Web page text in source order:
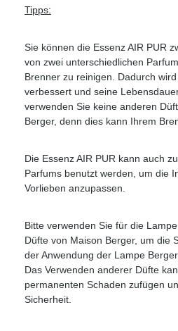
Tipps:
Sie können die Essenz AIR PUR
von zwei unterschiedlichen
Brenner zu reinigen. Dadurch
verbessert und seine
verwenden Sie keine anderen
Berger, denn dies kann Ihrem
Die Essenz AIR PUR kann auch
Parfums benutzt werden, um die
Vorlieben anzupassen.
Bitte verwenden Sie für die
Düfte von Maison Berger, um die
der Anwendung der Lampe
Das Verwenden anderer Düfte
permanenten Schaden zufügen
Sicherheit.